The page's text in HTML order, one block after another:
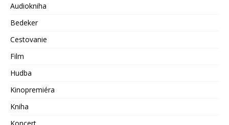
Audiokniha
Bedeker
Cestovanie
Film
Hudba
Kinopremiéra
Kniha
Koncert